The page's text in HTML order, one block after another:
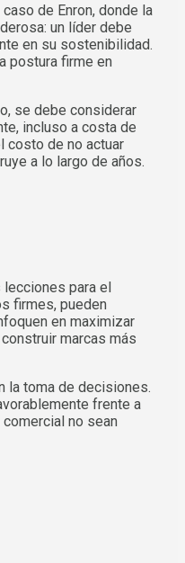
de Enron, donde la
un líder debe
en su sostenibilidad.
postura firme en
se debe considerar
incluso a costa de
costo de no actuar
a lo largo de años.
para el
firmes, pueden
en maximizar
marcas más
la toma de decisiones.
frente a
no sean